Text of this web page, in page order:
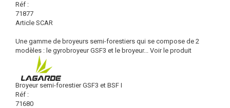
Réf :
71877
Article SCAR
Une gamme de broyeurs semi-forestiers qui se compose de 2
modèles : le gyrobroyeur GSF3 et le broyeur... Voir le produit
Broyeur semi-forestier GSF3 et BSF I
Réf :
71680